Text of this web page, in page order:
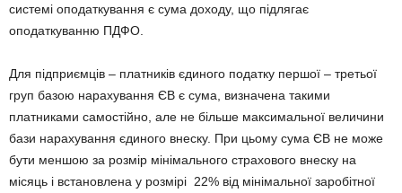
системі оподаткування є сума доходу, що підлягає
оподаткуванню ПДФО.
Для підприємців – платників єдиного податку першої – третьої
груп базою нарахування ЄВ є сума, визначена такими
платниками самостійно, але не більше максимальної величини
бази нарахування єдиного внеску. При цьому сума ЄВ не може
бути меншою за розмір мінімального страхового внеску на
місяць і встановлена у розмірі 22% від мінімальної заробітної